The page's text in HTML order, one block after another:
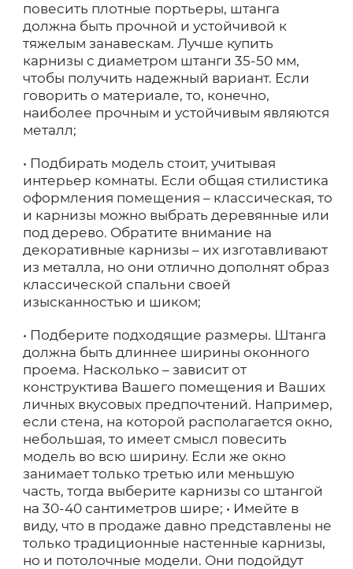
повесить плотные портьеры, штанга
должна быть прочной и устойчивой к
тяжелым занавескам. Лучше купить
карнизы с диаметром штанги 35-50 мм,
чтобы получить надежный вариант. Если
говорить о материале, то, конечно,
наиболее прочным и устойчивым являются
металл;
• Подбирать модель стоит, учитывая
интерьер комнаты. Если общая стилистика
оформления помещения – классическая, то
и карнизы можно выбрать деревянные или
под дерево. Обратите внимание на
декоративные карнизы – их изготавливают
из металла, но они отлично дополнят образ
классической спальни своей
изысканностью и шиком;
• Подберите подходящие размеры. Штанга
должна быть длиннее ширины оконного
проема. Насколько – зависит от
конструктива Вашего помещения и Ваших
личных вкусовых предпочтений. Например,
если стена, на которой располагается окно,
небольшая, то имеет смысл повесить
модель во всю ширину. Если же окно
занимает только третью или меньшую
часть, тогда выберите карнизы со штангой
на 30-40 сантиметров шире; • Имейте в
виду, что в продаже давно представлены не
только традиционные настенные карнизы,
но и потолочные модели. Они подойдут